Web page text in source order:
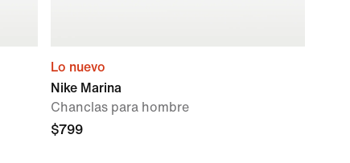
Lo nuevo
Nike Marina
Chanclas para hombre
$799